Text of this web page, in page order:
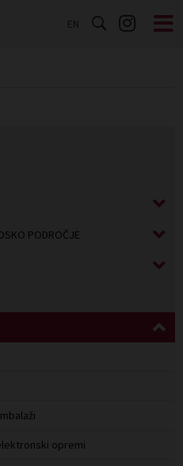
EN
PODROČJE
opremi